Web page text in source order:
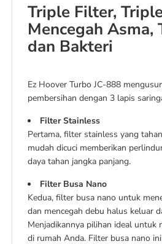
Triple Filter,
Mencegah Asma,
dan Bakteri
Ez Hoover Turbo JC-888
pembersihan dengan 3 lapis
Filter Stainless
Pertama, filter stainless yang
mudah dicuci memberikan
daya tahan jangka panjang.
Filter Busa Nano
Kedua, filter busa nano untuk
dan mencegah debu halus keluar
Menjadikannya pilihan ideal untuk
di rumah Anda. Filter busa nano